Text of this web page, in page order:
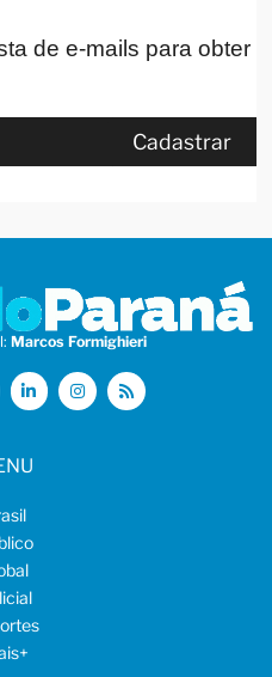
de e-mails para obter
Cadastrar
Marcos Formighieri
+